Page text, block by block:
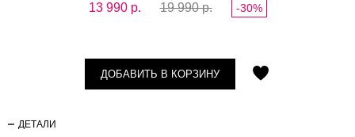
13 990р. 19 990 р. -30%
ДОБАВИТЬ В КОРЗИНУ
ДЕТАЛИ